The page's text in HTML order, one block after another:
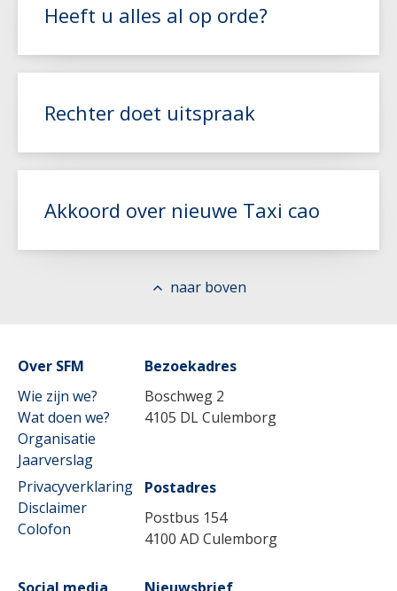
Heeft u alles al op orde?
Lees meer
Rechter doet uitspraak
Lees meer
Akkoord over nieuwe Taxi cao
Lees meer
naar boven
Over SFM
Wie zijn we?
Wat doen we?
Organisatie
Jaarverslag
Privacyverklaring
Disclaimer
Colofon
Bezoekadres
Boschweg 2
4105 DL Culemborg
Postadres
Postbus 154
4100 AD Culemborg